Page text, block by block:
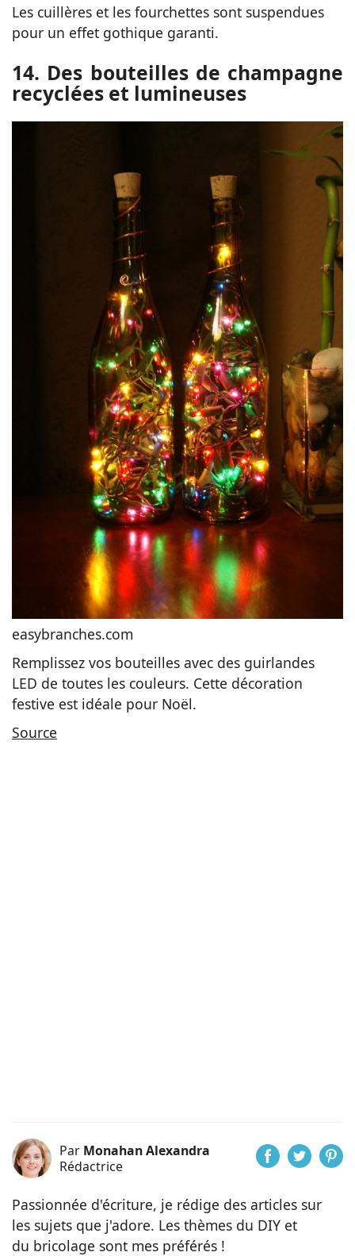
Les cuillères et les fourchettes sont suspendues
pour un effet gothique garanti.
14. Des bouteilles de champagne
recyclées et lumineuses
easybranches.com
Remplissez vos bouteilles avec des guirlandes
LED de toutes les couleurs. Cette décoration
festive est idéale pour Noël.
Source
Par Monahan Alexandra
Rédactrice
Passionnée d'écriture, je rédige des articles sur
les sujets que j'adore. Les thèmes du DIY et
du bricolage sont mes préférés !